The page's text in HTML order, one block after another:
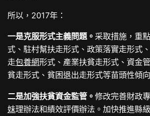
所以，2017年：
一是克服形式主義問題。 采取措施，重
式、駐村幫扶走形式、政策落實走形式
走包養網形式、產業扶貧走形式、資金
貧走形式、貧困退出走形式等苗頭性傾
二是加強扶貧資金監管。修改完善財政
妹理辦法和績效評價辦法。加快推進縣